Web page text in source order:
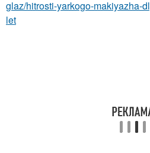
glaz/hitrosti-yarkogo-makiyazha-
let